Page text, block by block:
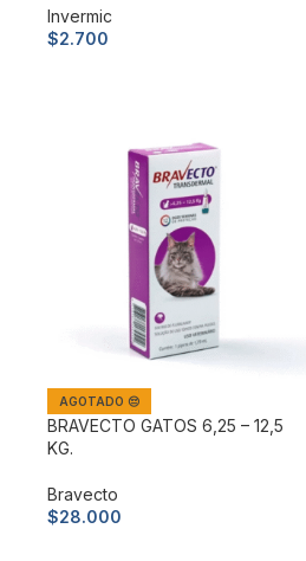
Invermic
$2.700
AGOTADO 😔
BRAVECTO GATOS 6,25 – 12,5
KG.
Bravecto
$28.000